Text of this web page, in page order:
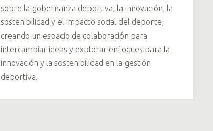
sobre la gobernanza deportiva, la innovación, la
sostenibilidad y el impacto social del deporte,
creando un espacio de colaboración para
intercambiar ideas y explorar enfoques para la
innovación y la sostenibilidad en la gestión
deportiva.